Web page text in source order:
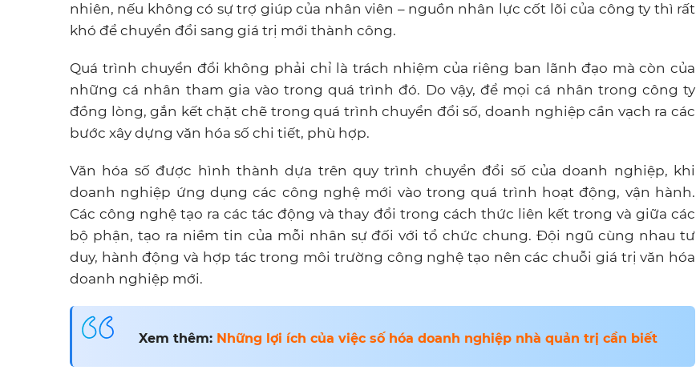
nhiên, nếu không có sự trợ giúp của nhân viên – nguồn nhân lực cốt lõi của công ty thì rất
khó để chuyển đổi sang giá trị mới thành công.
Quá trình chuyển đổi không phải chỉ là trách nhiệm của riêng ban lãnh đạo mà còn của
những cá nhân tham gia vào trong quá trình đó. Do vậy, để mọi cá nhân trong công ty
đồng lòng, gắn kết chặt chẽ trong quá trình chuyển đổi số, doanh nghiệp cần vạch ra các
bước xây dựng văn hóa số chi tiết, phù hợp.
Văn hóa số được hình thành dựa trên quy trình chuyển đổi số của doanh nghiệp, khi
doanh nghiệp ứng dụng các công nghệ mới vào trong quá trình hoạt động, vận hành.
Các công nghệ tạo ra các tác động và thay đổi trong cách thức liên kết trong và giữa các
bộ phận, tạo ra niềm tin của mỗi nhân sự đối với tổ chức chung. Đội ngũ cùng nhau tư
duy, hành động và hợp tác trong môi trường công nghệ tạo nên các chuỗi giá trị văn hóa
doanh nghiệp mới.
Xem thêm: Những lợi ích của việc số hóa doanh nghiệp nhà quản trị cần biết